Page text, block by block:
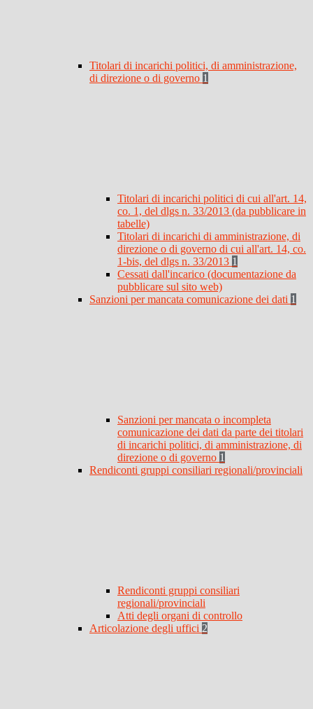
Titolari di incarichi politici, di amministrazione,
di direzione o di governo 1
Titolari di incarichi politici di cui all'art. 14,
co. 1, del dlgs n. 33/2013 (da pubblicare in
tabelle)
Titolari di incarichi di amministrazione, di
direzione o di governo di cui all'art. 14, co.
1-bis, del dlgs n. 33/2013 1
Cessati dall'incarico (documentazione da
pubblicare sul sito web)
Sanzioni per mancata comunicazione dei dati 1
Sanzioni per mancata o incompleta
comunicazione dei dati da parte dei titolari
di incarichi politici, di amministrazione, di
direzione o di governo 1
Rendiconti gruppi consiliari regionali/provinciali
Rendiconti gruppi consiliari
regionali/provinciali
Atti degli organi di controllo
Articolazione degli uffici 2